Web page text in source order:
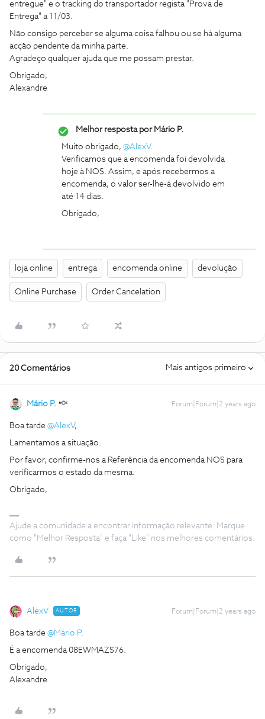
entregue" e o tracking do transportador regista "Prova de
Entrega" a 11/03.
Não consigo perceber se alguma coisa falhou ou se há alguma
acção pendente da minha parte.
Agradeço qualquer ajuda que me possam prestar.
Obrigado,
Alexandre
Melhor resposta porMário P.
Muito obrigado, @AlexV.
Verificamos que a encomenda foi devolvida
hoje à NOS. Assim, e após recebermos a
encomenda, o valor ser-lhe-á devolvido em
até 14 dias.
Obrigado,
loja online entrega encomenda online devolução
Online Purchase Order Cancelation
20 Comentários Mais antigos primeiro
Mário P. Forum|Forum|2 years ago
Boa tarde @AlexV,
Lamentamos a situação.
Por favor, confirme-nos a Referência da encomenda NOS para
verificarmos o estado da mesma.
Obrigado,
Ajude a comunidade a encontrar informação relevante. Marque
como "Melhor Resposta" e faça "Like" nos melhores comentários.
AlexV AUTOR Forum|Forum|2 years ago
Boa tarde @Mário P.
É a encomenda 08EWMAZS76.
Obrigado,
Alexandre